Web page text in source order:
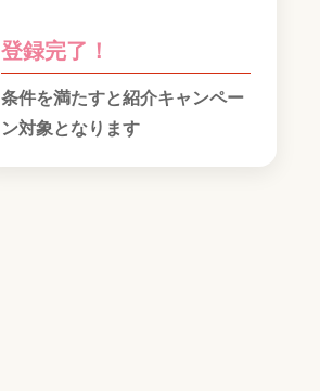
登録完了！
条件を満たすと紹介キャンペー
ン対象となります